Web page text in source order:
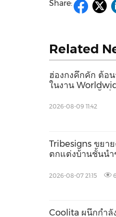
Share:
Related
ฮ่องกงคึกคัก ต้อ
ในงาน
International
2026-08-09 11:42
Tribesigns ขยา
ตกแต่งบ้านชั้นนำ
2026-08-07 21:15 6
Coolita ผนึกกำลั